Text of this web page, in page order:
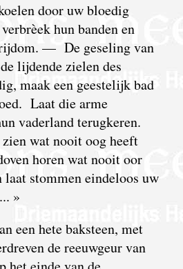
door uw bloedig
hun banden en
— De geseling van
lijdende zielen des
maak een geestelijk bad
Laat die arme
vaderland terugkeren.
wat nooit oog heeft
horen wat nooit oor
laat stommen eindeloos uw
»
een hete baksteen, met
de reeuwgeur van